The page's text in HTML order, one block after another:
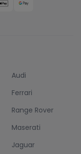
Audi
Ferrari
Range Rover
Maserati
Jaguar